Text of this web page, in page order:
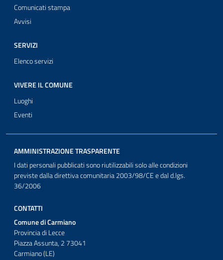
Comunicati stampa
Avvisi
SERVIZI
Elenco servizi
VIVERE IL COMUNE
Luoghi
Eventi
AMMINISTRAZIONE TRASPARENTE
I dati personali pubblicati sono riutilizzabili solo alle condizioni
previste dalla direttiva comunitaria 2003/98/CE e dal d.lgs.
36/2006
CONTATTI
Comune di Carmiano
Provincia di Lecce
Piazza Assunta, 2 73041
Carmiano (LE)